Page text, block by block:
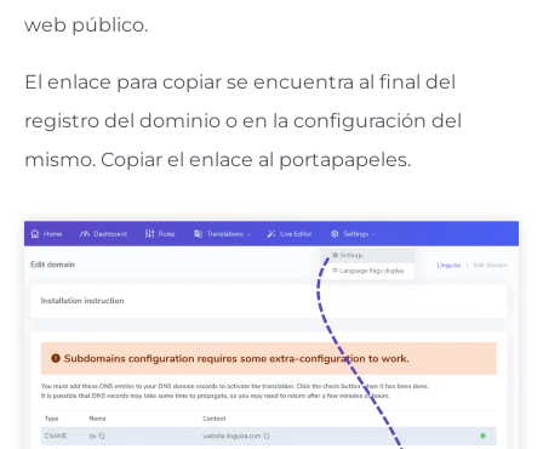
web público.
El enlace para copiar se encuentra al final del
registro del dominio o en la configuración del
mismo. Copiar el enlace al portapapeles.